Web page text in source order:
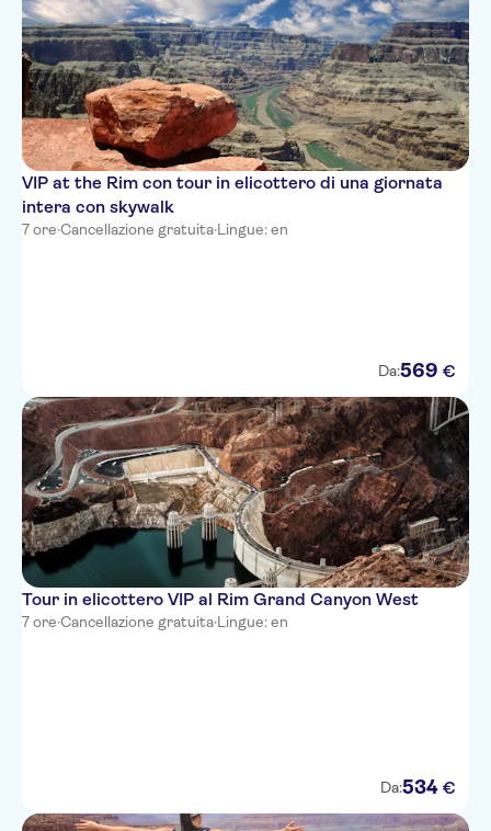
VIP at the Rim con tour in elicottero di una giornata
intera con skywalk
7 ore·Cancellazione gratuita·Lingue: en
Da:569 €
Tour in elicottero VIP al Rim Grand Canyon West
7 ore·Cancellazione gratuita·Lingue: en
Da:534 €